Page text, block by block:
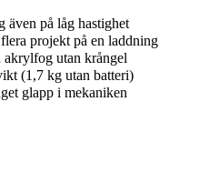
även på låg hastighet
projekt på en laddning
utan krångel
(1,7 kg utan batteri)
glapp i mekaniken